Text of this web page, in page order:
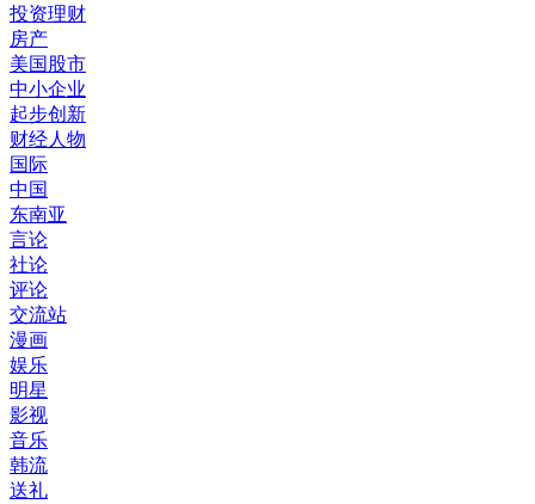
投资理财
房产
美国股市
中小企业
起步创新
财经人物
国际
中国
东南亚
言论
社论
评论
交流站
漫画
娱乐
明星
影视
音乐
韩流
送礼